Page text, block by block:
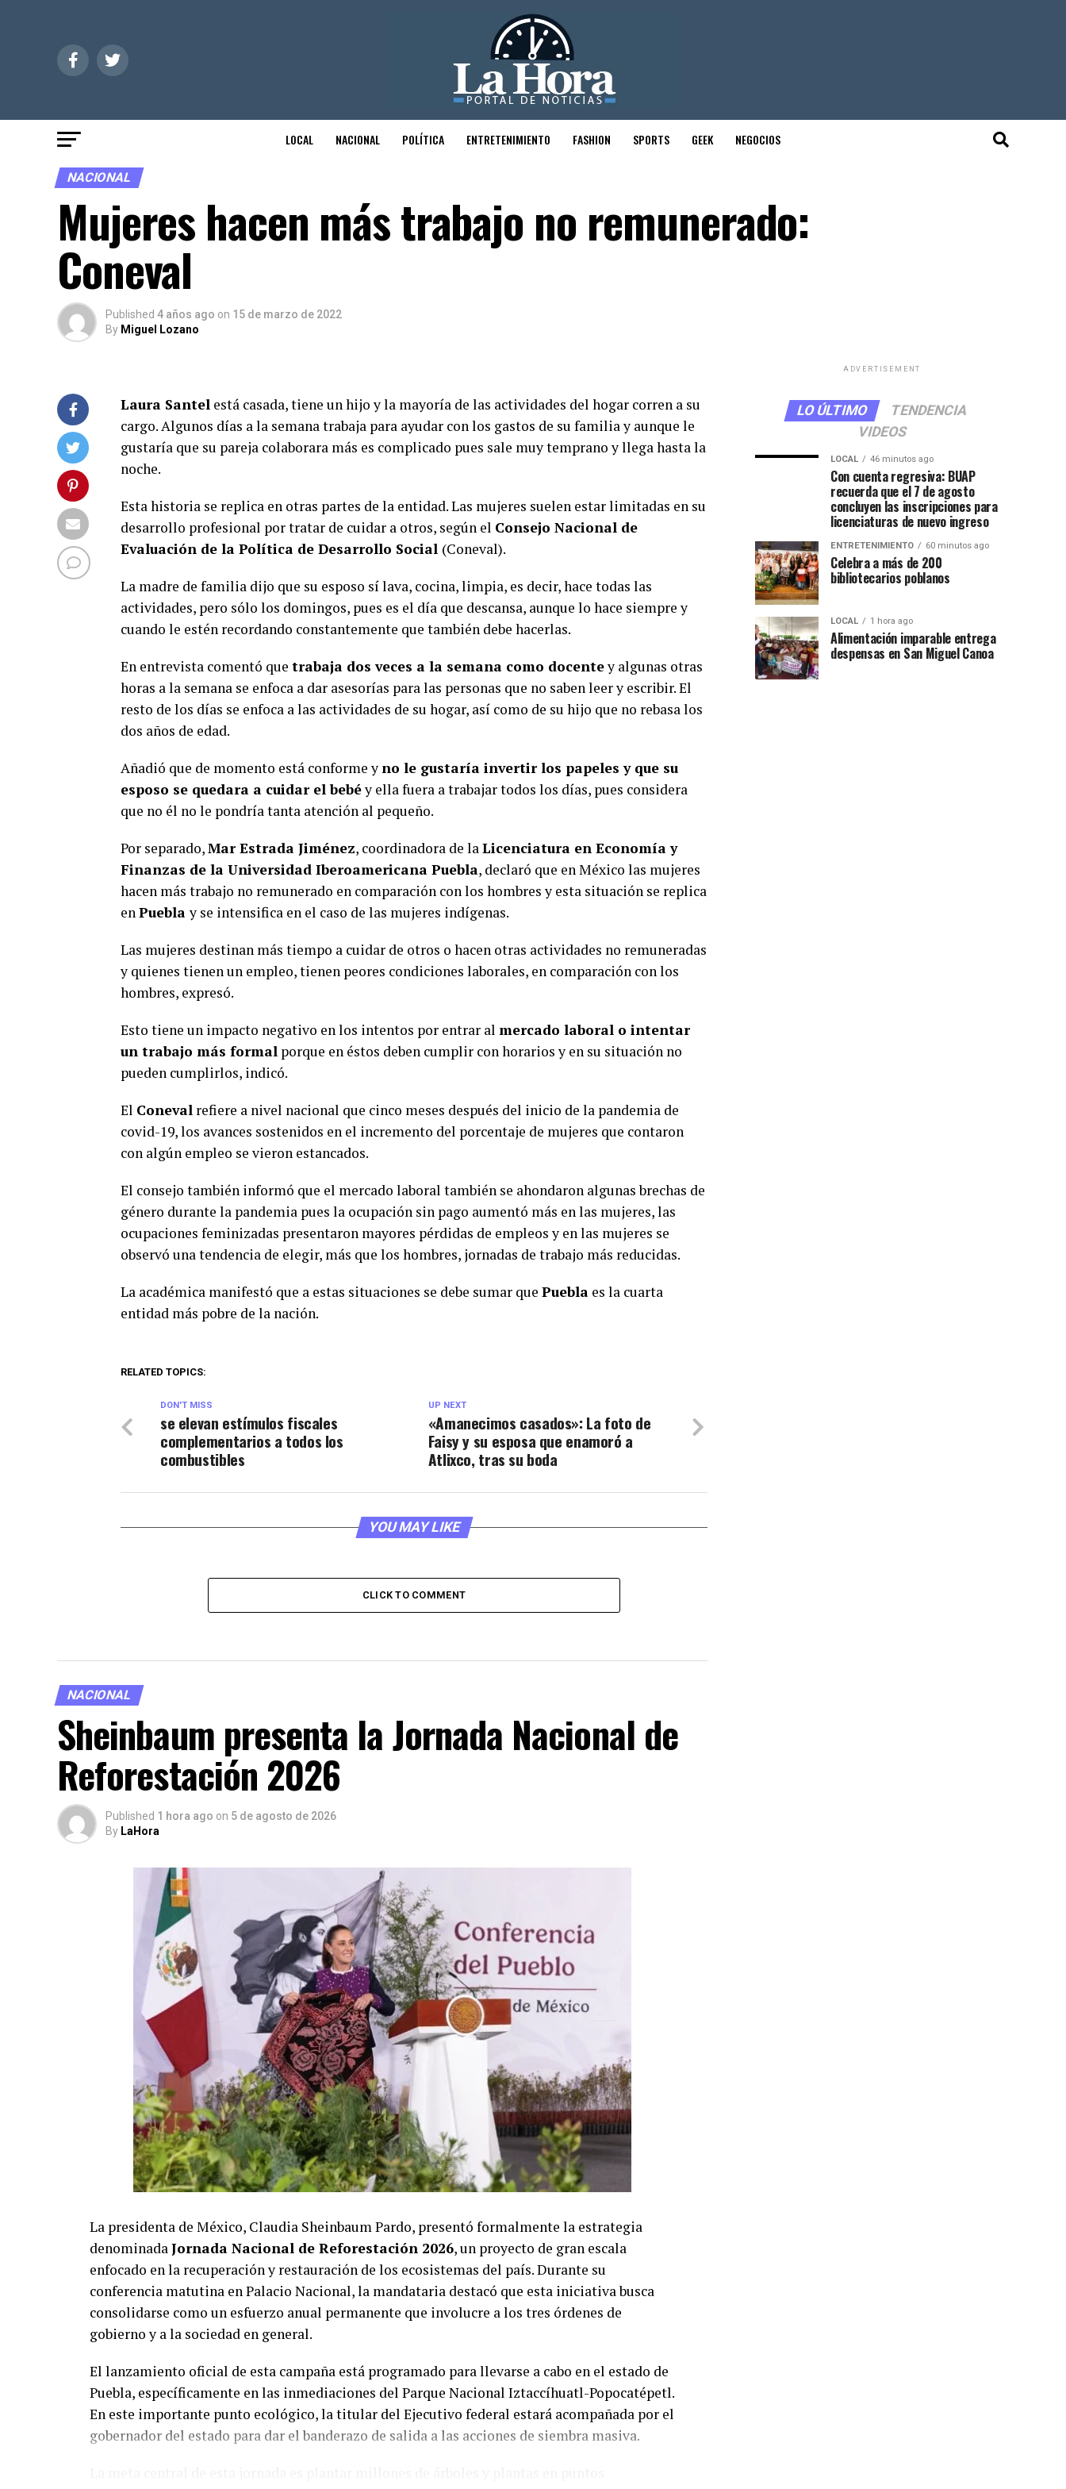
LOCAL NACIONAL POLÍTICA ENTRETENIMIENTO FASHION SPORTS GEEK NEGOCIOS
NACIONAL
Mujeres hacen más trabajo no remunerado:
Coneval
Published 4 años ago on 15 de marzo de 2022
By Miguel Lozano
Laura Santel está casada, tiene un hijo y la mayoría de las actividades del hogar corren a su
cargo. Algunos días a la semana trabaja para ayudar con los gastos de su familia y aunque le
gustaría que su pareja colaborara más es complicado pues sale muy temprano y llega hasta la
noche.
Esta historia se replica en otras partes de la entidad. Las mujeres suelen estar limitadas en su
desarrollo profesional por tratar de cuidar a otros, según el Consejo Nacional de
Evaluación de la Política de Desarrollo Social (Coneval).
La madre de familia dijo que su esposo sí lava, cocina, limpia, es decir, hace todas las
actividades, pero sólo los domingos, pues es el día que descansa, aunque lo hace siempre y
cuando le estén recordando constantemente que también debe hacerlas.
En entrevista comentó que trabaja dos veces a la semana como docentey algunas otras
horas a la semana se enfoca a dar asesorías para las personas que no saben leer y escribir. El
resto de los días se enfoca a las actividades de su hogar, así como de su hijo que no rebasa los
dos años de edad.
Añadió que de momento está conforme yno le gustaría invertir los papeles y que su
esposo se quedara a cuidar el bebéy ella fuera a trabajar todos los días, pues considera
que no él no le pondría tanta atención al pequeño.
Por separado,Mar Estrada Jiménez, coordinadora de laLicenciatura en Economía y
Finanzas de la Universidad Iberoamericana Puebla, declaró que en México las mujeres
hacen más trabajo no remunerado en comparación con los hombres y esta situación se replica
enPueblay se intensifica en el caso de las mujeres indígenas.
Las mujeres destinan más tiempo a cuidar de otros o hacen otras actividades no remuneradas
y quienes tienen un empleo, tienen peores condiciones laborales, en comparación con los
hombres, expresó.
Esto tiene un impacto negativo en los intentos por entrar al mercado laboral o intentar
un trabajo más formal porque en éstos deben cumplir con horarios y en su situación no
pueden cumplirlos, indicó.
El Coneval refiere a nivel nacional que cinco meses después del inicio de la pandemia de
covid-19, los avances sostenidos en el incremento del porcentaje de mujeres que contaron
con algún empleo se vieron estancados.
El consejo también informó que el mercado laboral también se ahondaron algunas brechas de
género durante la pandemia pues la ocupación sin pago aumentó más en las mujeres, las
ocupaciones feminizadas presentaron mayores pérdidas de empleos y en las mujeres se
observó una tendencia de elegir, más que los hombres, jornadas de trabajo más reducidas.
La académica manifestó que a estas situaciones se debe sumar que Puebla es la cuarta
entidad más pobre de la nación.
RELATED TOPICS:
UP NEXT
«Amanecimos casados»: La foto de
Faisy y su esposa que enamoró a
Atlixco, tras su boda
DON'T MISS
se elevan estímulos fiscales
complementarios a todos los
combustibles
YOU MAY LIKE
CLICK TO COMMENT
NACIONAL
Sheinbaum presenta la Jornada Nacional de
Reforestación 2026
Published 1 hora ago on 5 de agosto de 2026
By LaHora
La presidenta de México, Claudia Sheinbaum Pardo, presentó formalmente la estrategia
denominadaJornada Nacional de Reforestación 2026, un proyecto de gran escala
enfocado en la recuperación y restauración de los ecosistemas del país. Durante su
conferencia matutina en Palacio Nacional, la mandataria destacó que esta iniciativa busca
consolidarse como un esfuerzo anual permanente que involucre a los tres órdenes de
gobierno y a la sociedad en general.
El lanzamiento oficial de esta campaña está programado para llevarse a cabo en el estado de
Puebla, específicamente en las inmediaciones del Parque Nacional Iztaccíhuatl-Popocatépetl.
En este importante punto ecológico, la titular del Ejecutivo federal estará acompañada por el
gobernador del estado para dar el banderazo de salida a las acciones de siembra masiva.
ADVERTISEMENT
LO ÚLTIMO
TENDENCIA
VIDEOS
LOCAL 46 minutos ago
Con cuenta regresiva: BUAP
recuerda que el 7 de agosto
concluyen las inscripciones para
licenciaturas de nuevo ingreso
ENTRETENIMIENTO 60 minutos ago
Celebra a más de 200
bibliotecarios poblanos
LOCAL 1 hora ago
Alimentación imparable entrega
despensas en San Miguel Canoa